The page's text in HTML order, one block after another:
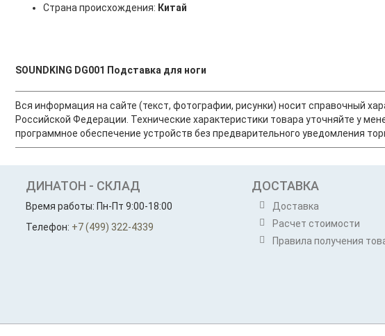
Страна происхождения: Китай
SOUNDKING DG001 Подставка для ноги
Вся информация на сайте (текст, фотографии, рисунки) носит справочный
Российской Федерации. Технические характеристики товара уточняйте у
программное обеспечение устройств без предварительного уведомления
ДИНАТОН - СКЛАД
Время работы: Пн-Пт 9:00-18:00
Телефон: +7 (499) 322-4339
ДОСТАВКА
Доставка
Расчет стоимости
Правила получения